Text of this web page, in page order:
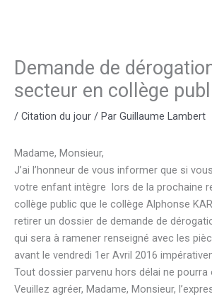
Demande de
secteur en collège
/ Citation du jour / Par Guillaume Lambert
Madame, Monsieur,
J’ai l’honneur de vous informer que si
votre enfant intègre lors de la prochaine
collège public que le collège Alphonse
retirer un dossier de demande de
qui sera à ramener renseigné avec les
avant le vendredi 1er Avril 2016
Tout dossier parvenu hors délai ne pourra
Veuillez agréer, Madame, Monsieur,